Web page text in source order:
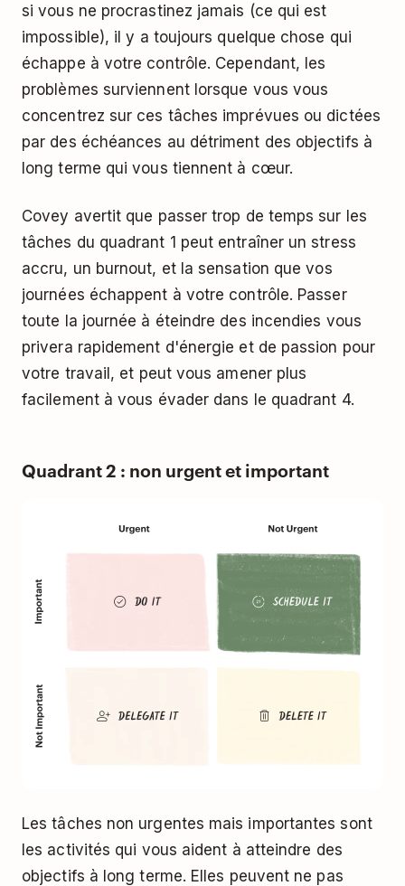
si vous ne procrastinez jamais (ce qui est
impossible), il y a toujours quelque chose qui
échappe à votre contrôle. Cependant, les
problèmes surviennent lorsque vous vous
concentrez sur ces tâches imprévues ou dictées
par des échéances au détriment des objectifs à
long terme qui vous tiennent à cœur.
Covey avertit que passer trop de temps sur les
tâches du quadrant 1 peut entraîner un stress
accru, un burnout, et la sensation que vos
journées échappent à votre contrôle. Passer
toute la journée à éteindre des incendies vous
privera rapidement d'énergie et de passion pour
votre travail, et peut vous amener plus
facilement à vous évader dans le quadrant 4.
Quadrant 2 : non urgent et important
Les tâches non urgentes mais importantes sont
les activités qui vous aident à atteindre des
objectifs à long terme. Elles peuvent ne pas